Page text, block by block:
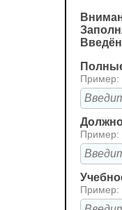
Пример:
Пример: